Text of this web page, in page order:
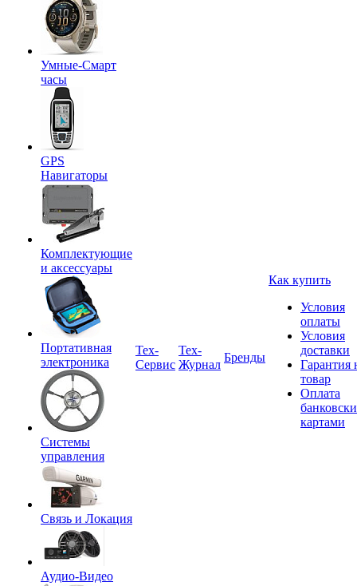
Умные-Смарт
часы
GPS
Навигаторы
Комплектующие
и аксессуары
Портативная
электроника
Системы
управления
Связь и Локация
Аудио-Видео
Tex-
Сервис
Тех-
Журнал
Бренды
Как купить
Условия
оплаты
Условия
доставки
Гарантия
товар
Оплата
картами